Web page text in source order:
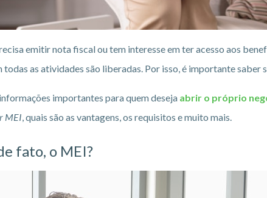
emitir nota fiscal ou tem interesse em ter acesso aos
todas as atividades são liberadas. Por isso, é importante saber
importantes para quem deseja abrir o próprio
MEI, quais são as vantagens, os requisitos e muito mais.
fato, o MEI?